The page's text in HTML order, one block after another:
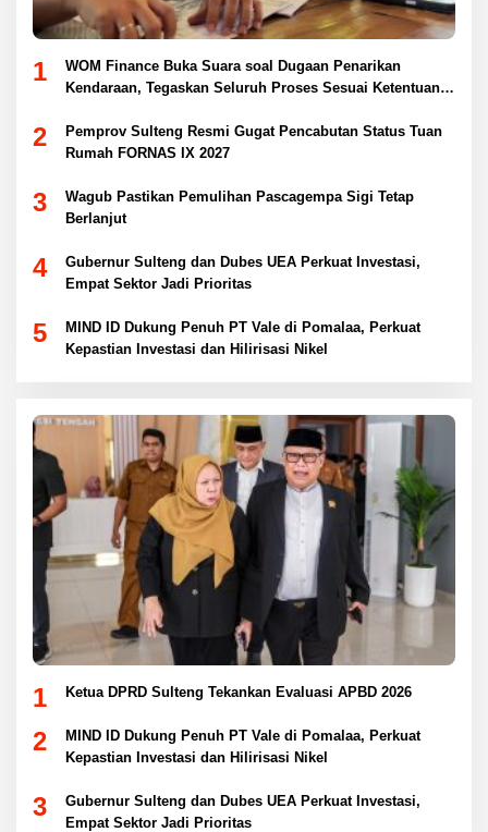
1
WOM Finance Buka Suara soal Dugaan Penarikan
Kendaraan, Tegaskan Seluruh Proses Sesuai Ketentuan
2
Pemprov Sulteng Resmi Gugat Pencabutan Status Tuan
Rumah FORNAS IX 2027
3
Wagub Pastikan Pemulihan Pascagempa Sigi Tetap
Berlanjut
4
Gubernur Sulteng dan Dubes UEA Perkuat Investasi,
Empat Sektor Jadi Prioritas
5
MIND ID Dukung Penuh PT Vale di Pomalaa, Perkuat
Kepastian Investasi dan Hilirisasi Nikel
1 Ketua DPRD Sulteng Tekankan Evaluasi APBD 2026
2
MIND ID Dukung Penuh PT Vale di Pomalaa, Perkuat
Kepastian Investasi dan Hilirisasi Nikel
3
Gubernur Sulteng dan Dubes UEA Perkuat Investasi,
Empat Sektor Jadi Prioritas